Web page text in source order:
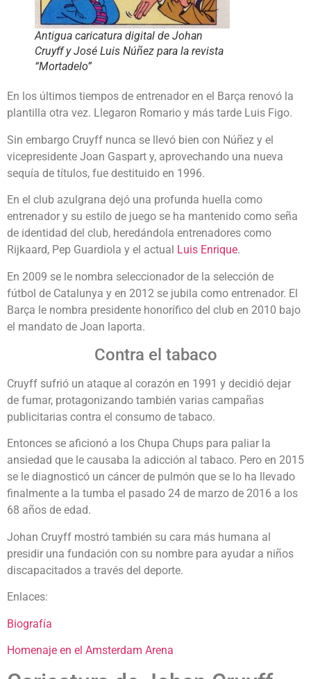
Antigua caricatura digital de Johan
Cruyff y José Luis Núñez para la revista
“Mortadelo”
En los últimos tiempos de entrenador en el Barça renovó la
plantilla otra vez. Llegaron Romario y más tarde Luis Figo.
Sin embargo Cruyff nunca se llevó bien con Núñez y el
vicepresidente Joan Gaspart y, aprovechando una nueva
sequía de títulos, fue destituido en 1996.
En el club azulgrana dejó una profunda huella como
entrenador y su estilo de juego se ha mantenido como seña
de identidad del club, heredándola entrenadores como
Rijkaard, Pep Guardiola y el actual Luis Enrique.
En 2009 se le nombra seleccionador de la selección de
fútbol de Catalunya y en 2012 se jubila como entrenador. El
Barça le nombra presidente honorífico del club en 2010 bajo
el mandato de Joan laporta.
Contra el tabaco
Cruyff sufrió un ataque al corazón en 1991 y decidió dejar
de fumar, protagonizando también varias campañas
publicitarias contra el consumo de tabaco.
Entonces se aficionó a los Chupa Chups para paliar la
ansiedad que le causaba la adicción al tabaco. Pero en 2015
se le diagnosticó un cáncer de pulmón que se lo ha llevado
finalmente a la tumba el pasado 24 de marzo de 2016 a los
68 años de edad.
Johan Cruyff mostró también su cara más humana al
presidir una fundación con su nombre para ayudar a niños
discapacitados a través del deporte.
Enlaces:
Biografía
Homenaje en el Amsterdam Arena